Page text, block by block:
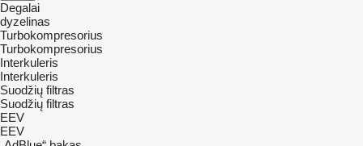
Degalai
dyzelinas
Turbokompresorius
Turbokompresorius
Interkuleris
Interkuleris
Suodžių filtras
Suodžių filtras
EEV
EEV